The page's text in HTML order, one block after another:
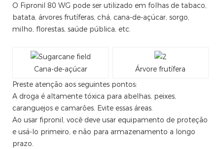
O Fipronil 80 WG pode ser utilizado em folhas de tabaco,
batata, árvores frutíferas, chá, cana-de-açúcar, sorgo,
milho, florestas, saúde pública, etc.
Cana-de-açúcar
Árvore frutífera
Preste atenção aos seguintes pontos:
A droga é altamente tóxica para abelhas, peixes,
caranguejos e camarões. Evite essas áreas.
Ao usar fipronil, você deve usar equipamento de proteção
e usá-lo primeiro, e não para armazenamento a longo
prazo.